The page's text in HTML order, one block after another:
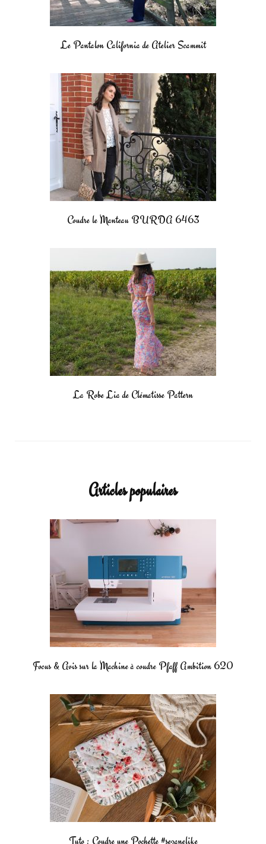
Le Pantalon California de Atelier Scammit
Coudre le Manteau BURDA 6463
La Robe Lia de Clématisse Pattern
Articles populaires
Focus & Avis sur la Machine à coudre Pfaff Ambition 620
Tuto : Coudre une Pochette #sezanelike